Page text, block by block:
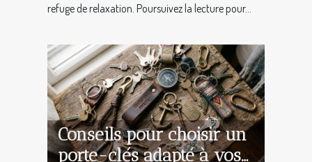
refuge de relaxation. Poursuivez la lecture pour...
Conseils pour choisir un
porte-clés adapté à vos